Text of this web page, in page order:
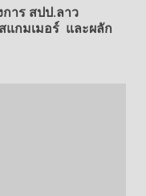
าร สปป.ลาว
แกมเมอร์ และผลัก